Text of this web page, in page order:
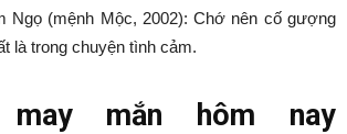
Ngọ (mệnh Mộc, 2002): Chớ nên cố gượng
là trong chuyện tình cảm.
mắn hôm nay